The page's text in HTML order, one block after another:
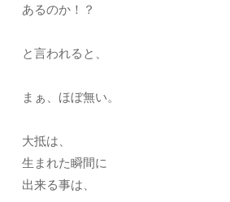
あるのか！？
と言われると、
まぁ、ほぼ無い。
大抵は、
生まれた瞬間に
出来る事は、